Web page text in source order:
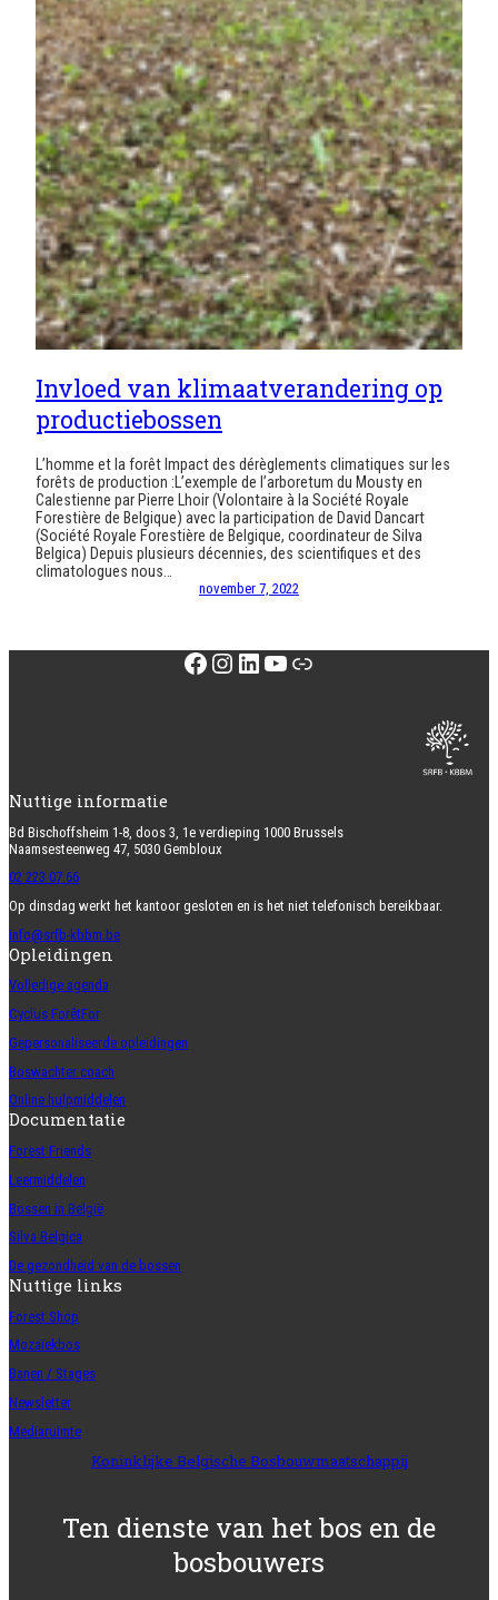
Invloed van klimaatverandering op
productiebossen
L’homme et la forêt Impact des dérèglements climatiques sur les
forêts de production :L’exemple de l’arboretum du Mousty en
Calestienne par Pierre Lhoir (Volontaire à la Société Royale
Forestière de Belgique) avec la participation de David Dancart
(Société Royale Forestière de Belgique, coordinateur de Silva
Belgica) Depuis plusieurs décennies, des scientifiques et des
climatologues nous…
november 7, 2022
Facebook
Instagram
LinkedIn
YouTube
Link
Nuttige informatie
Bd Bischoffsheim 1-8, doos 3, 1e verdieping 1000 Brussels
Naamsesteenweg 47, 5030 Gembloux
02 223 07 66
Op dinsdag werkt het kantoor gesloten en is het niet telefonisch bereikbaar.
info@srfb-kbbm.be
Opleidingen
Volledige agenda
Cyclus ForêtFor
Gepersonaliseerde opleidingen
Boswachter coach
Online hulpmiddelen
Documentatie
Forest Friends
Leermiddelen
Bossen in België
Silva Belgica
De gezondheid van de bossen
Nuttige links
Forest Shop
Mozaïekbos
Banen / Stages
Newsletter
Mediaruimte
Koninklijke Belgische Bosbouwmaatschappij
Ten dienste van het bos en de
bosbouwers